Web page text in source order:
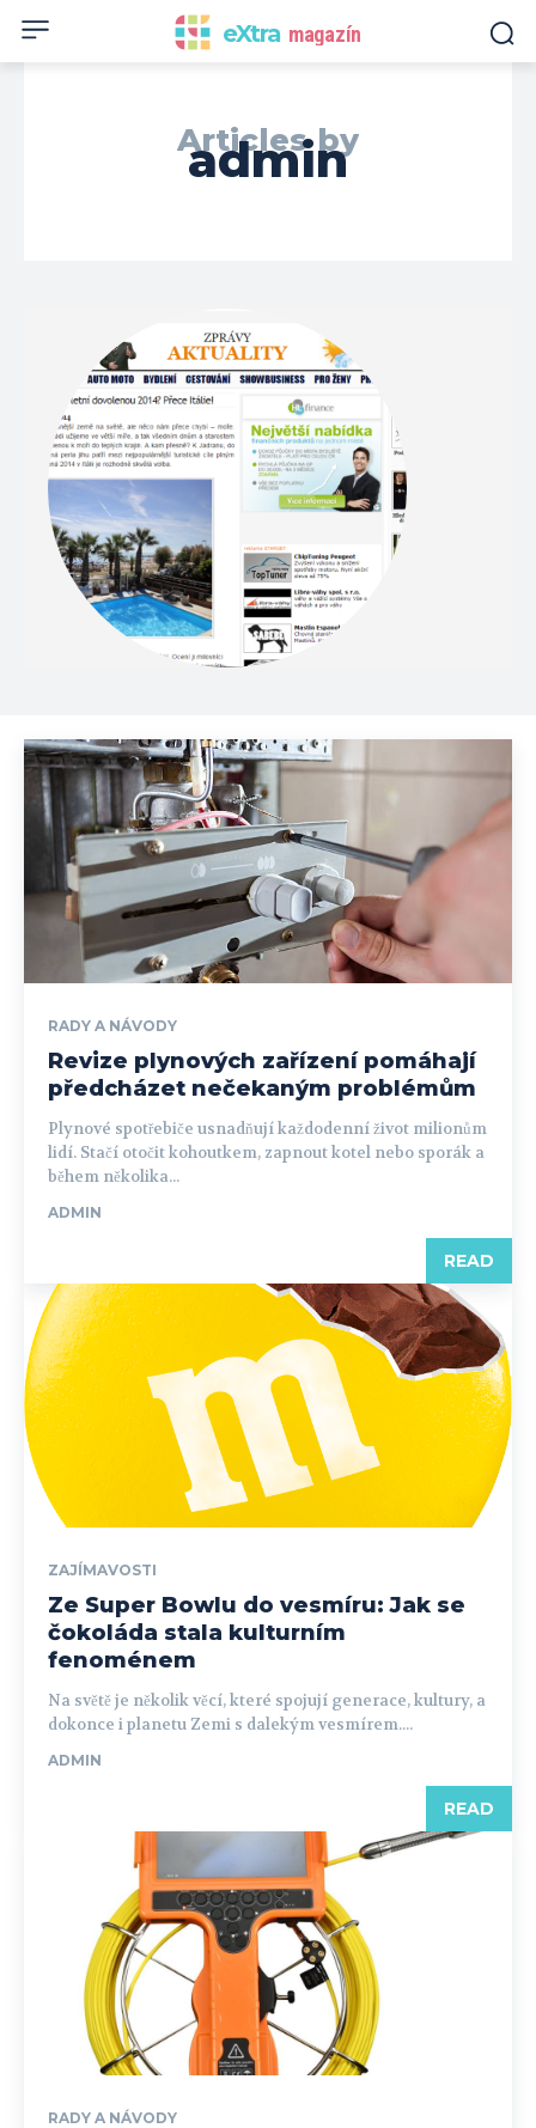
eXtra magazín
Articles by
admin
RADY A NÁVODY
Revize plynových zařízení pomáhají
předcházet nečekaným problémům
Plynové spotřebiče usnadňují každodenní život milionům
lidí. Stačí otočit kohoutkem, zapnout kotel nebo sporák a
během několika...
ADMIN
READ
ZAJÍMAVOSTI
Ze Super Bowlu do vesmíru: Jak se
čokoláda stala kulturním
fenoménem
Na světě je několik věcí, které spojují generace, kultury, a
dokonce i planetu Zemi s dalekým vesmírem....
ADMIN
READ
RADY A NÁVODY